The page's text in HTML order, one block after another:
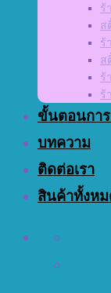
ร้
ส
ร้
ส
ร้
ร้
ขั้นตอนการ
บทความ
ติดต่อเรา
สินค้าทั้งห